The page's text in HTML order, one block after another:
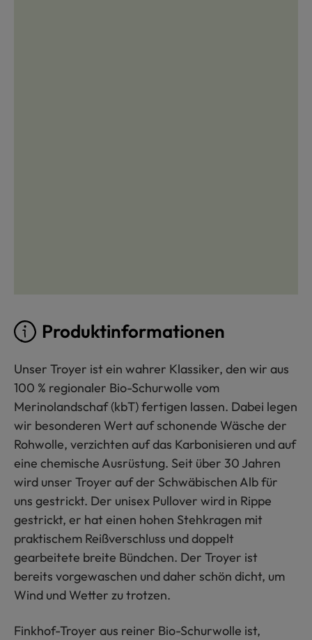
Produktinformationen
Unser Troyer ist ein wahrer Klassiker, den wir aus
100 % regionaler Bio-Schurwolle vom
Merinolandschaf (kbT) fertigen lassen. Dabei legen
wir besonderen Wert auf schonende Wäsche der
Rohwolle, verzichten auf das Karbonisieren und auf
eine chemische Ausrüstung. Seit über 30 Jahren
wird unser Troyer auf der Schwäbischen Alb für
uns gestrickt. Der unisex Pullover wird in Rippe
gestrickt, er hat einen hohen Stehkragen mit
praktischem Reißverschluss und doppelt
gearbeitete breite Bündchen. Der Troyer ist
bereits vorgewaschen und daher schön dicht, um
Wind und Wetter zu trotzen.
Finkhof-Troyer aus reiner Bio-Schurwolle ist,